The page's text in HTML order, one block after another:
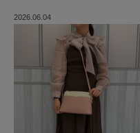
2026.06.04